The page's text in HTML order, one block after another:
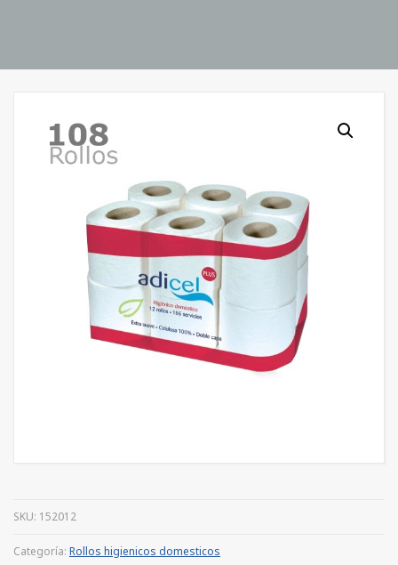
SKU: 152012
Categoría: Rollos higienicos domesticos